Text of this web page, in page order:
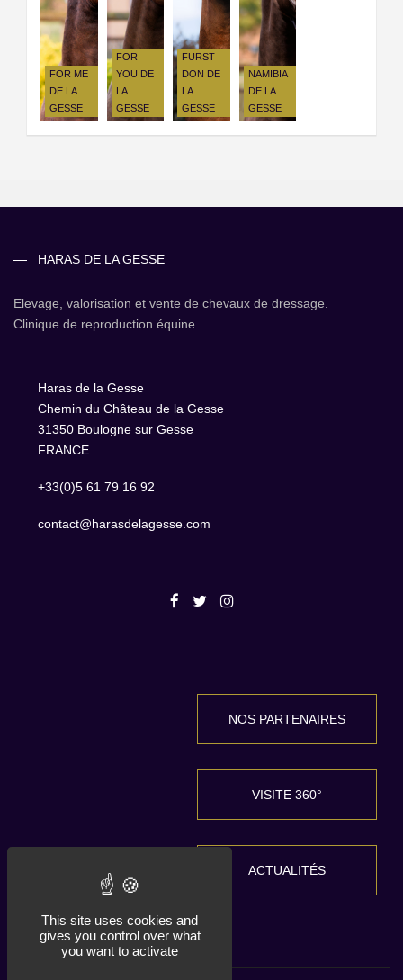
FOR ME
DE LA
GESSE
FOR
YOU DE
LA
GESSE
FURST
DON DE
LA
GESSE
NAMIBIA
DE LA
GESSE
HARAS DE LA GESSE
Elevage, valorisation et vente de chevaux de dressage.
Clinique de reproduction équine
Haras de la Gesse
Chemin du Château de la Gesse
31350 Boulogne sur Gesse
FRANCE
+33(0)5 61 79 16 92
contact@harasdelagesse.com
NOS PARTENAIRES
VISITE 360°
ACTUALITÉS
This site uses cookies and
gives you control over what
you want to activate